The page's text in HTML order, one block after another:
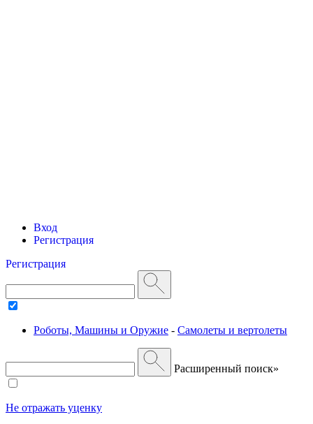
Вход
Регистрация
Регистрация
Роботы, Машины и Оружие - Самолеты и вертолеты
Расширенный поиск»
Не отражать уценку